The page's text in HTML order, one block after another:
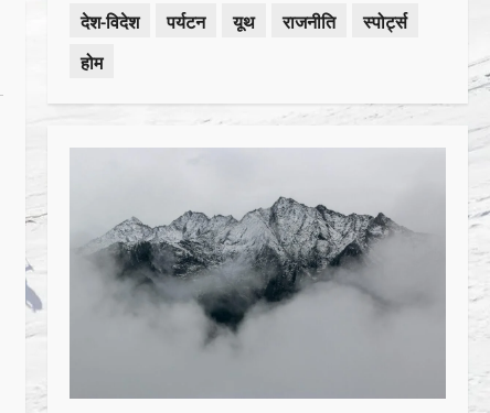
देश-विदेश
पर्यटन यूथ राजनीति
स्पोर्ट्स
होम